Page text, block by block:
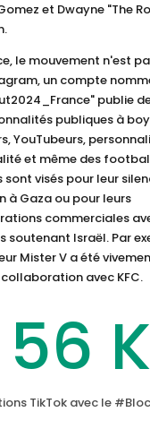
et Dwayne "The
le mouvement n'est
un compte
publie
publiques à
YouTubeurs,
et même des
sont visés pour leur
à Gaza ou pour leurs
commerciales
soutenant Israël. Par
Mister V a été
avec KFC.
56 K
TikTok avec le